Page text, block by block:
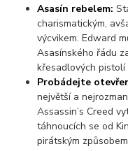
Asasín rebelem:
charismatickým,
výcvikem. Edward
Asasínského řádu
křesadlových
Probádejte
největší a
Assassin’s Creed
táhnoucích se od
pirátským